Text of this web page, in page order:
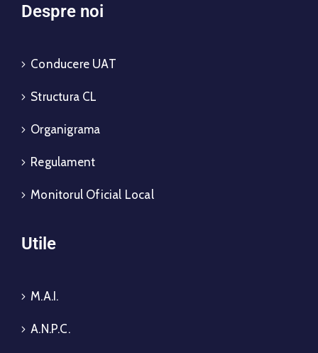
Despre noi
Conducere UAT
Structura CL
Organigrama
Regulament
Monitorul Oficial Local
Utile
M.A.I.
A.N.P.C.